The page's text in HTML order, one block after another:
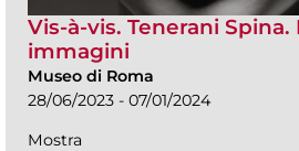
Vis-à-vis. Tenerani Spina.
immagini
Museo di Roma
28/06/2023 - 07/01/2024
Mostra